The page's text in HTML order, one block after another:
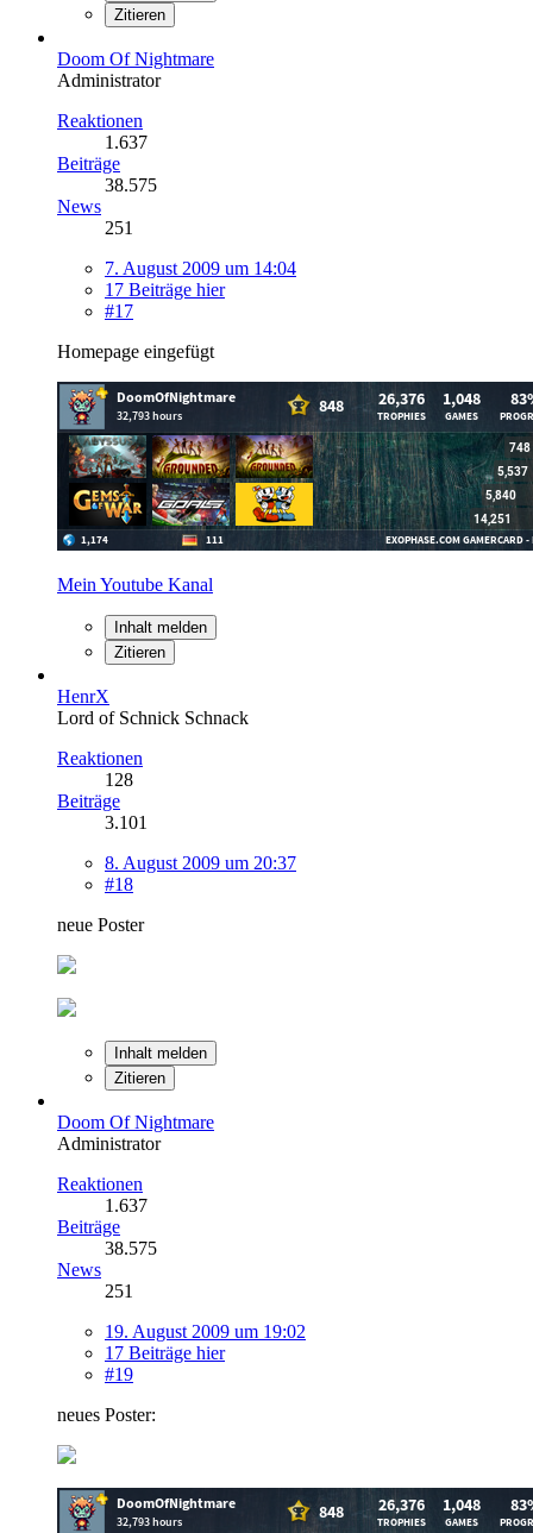
Zitieren
Doom Of Nightmare
Administrator
Reaktionen
1.637
Beiträge
38.575
News
251
7. August 2009 um 14:04
17 Beiträge hier
#17
Homepage eingefügt
Mein Youtube Kanal
Inhalt melden
Zitieren
HenrX
Lord of Schnick Schnack
Reaktionen
128
Beiträge
3.101
8. August 2009 um 20:37
#18
neue Poster
Inhalt melden
Zitieren
Doom Of Nightmare
Administrator
Reaktionen
1.637
Beiträge
38.575
News
251
19. August 2009 um 19:02
17 Beiträge hier
#19
neues Poster: